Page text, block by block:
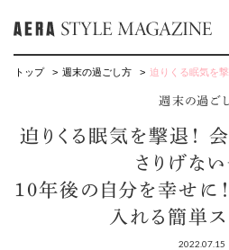
トップ 週末の過ごし方 迫りくる眠気を撃退！ 会議中でもバレな
週末の過ご
迫りくる眠気を撃退！
さりげな
10年後の自分を幸せに
入れる簡単ス
2022.07.15